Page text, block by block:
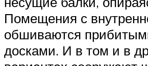
Помещения с
обшиваются
досками. И в том и в